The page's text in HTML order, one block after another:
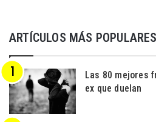
ARTÍCULOS MÁS POPULARES
Las 80 mejores
ex que duelan